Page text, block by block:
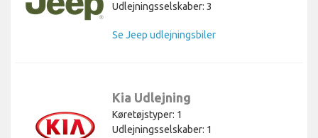
Udlejningsselskaber: 3
Se Jeep udlejningsbiler
Kia Udlejning
Køretøjstyper: 1
Udlejningsselskaber: 1